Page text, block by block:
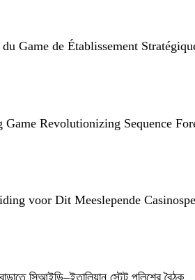
Game de Établissement
Revolutionizing Sequence
voor Dit Meeslepende